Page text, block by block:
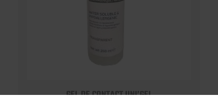
GEL DE CONTACT UNI’GEL